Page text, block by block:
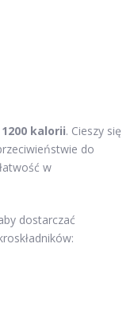
1200 kalorii. Cieszy się
do
w
dostarczać